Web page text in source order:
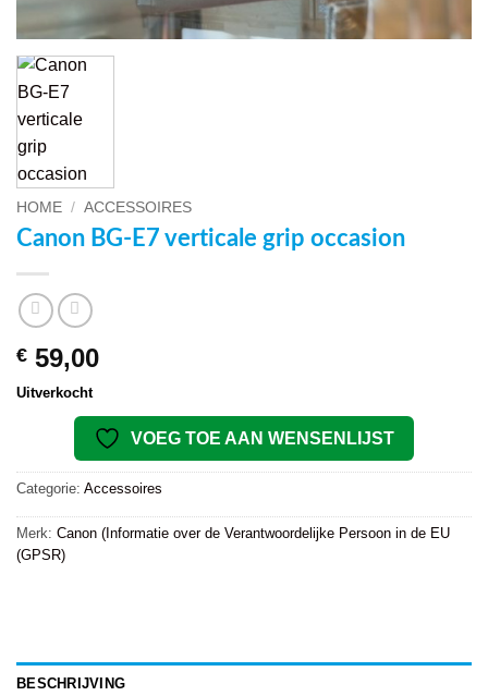
HOME / ACCESSOIRES
Canon BG-E7 verticale grip occasion
€ 59,00
Uitverkocht
VOEG TOE AAN WENSENLIJST
Categorie: Accessoires
Merk: Canon (Informatie over de Verantwoordelijke Persoon in de EU
(GPSR)
BESCHRIJVING